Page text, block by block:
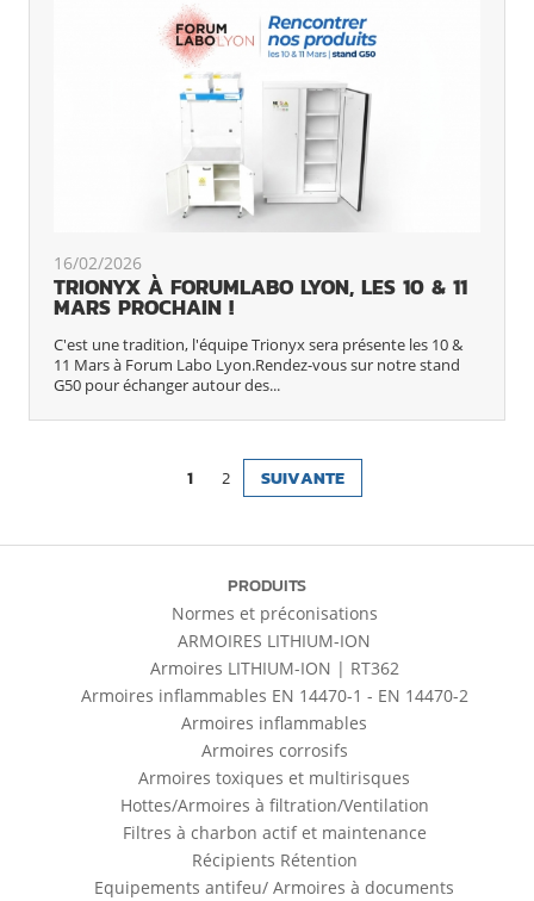
16/02/2026
TRIONYX À FORUMLABO LYON, LES 10 & 11
MARS PROCHAIN !
C'est une tradition, l'équipe Trionyx sera présente les 10 &
11 Mars à Forum Labo Lyon.Rendez-vous sur notre stand
G50 pour échanger autour des...
1 2 SUIVANTE
PRODUITS
Normes et préconisations
ARMOIRES LITHIUM-ION
Armoires LITHIUM-ION | RT362
Armoires inflammables EN 14470-1 - EN 14470-2
Armoires inflammables
Armoires corrosifs
Armoires toxiques et multirisques
Hottes/Armoires à filtration/Ventilation
Filtres à charbon actif et maintenance
Récipients Rétention
Equipements antifeu/ Armoires à documents